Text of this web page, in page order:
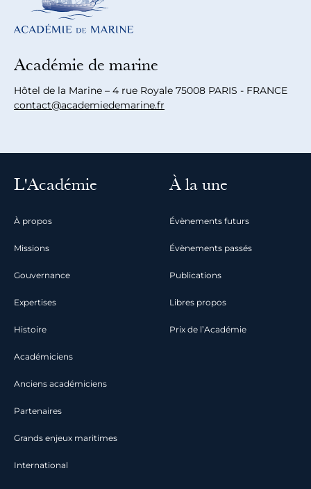
Académie de marine
Hôtel de la Marine – 4 rue Royale 75008 PARIS - FRANCE
contact@academiedemarine.fr
L'Académie
À propos
Missions
Gouvernance
Expertises
Histoire
Académiciens
Anciens académiciens
Partenaires
Grands enjeux maritimes
International
À la une
Évènements futurs
Évènements passés
Publications
Libres propos
Prix de l’Académie